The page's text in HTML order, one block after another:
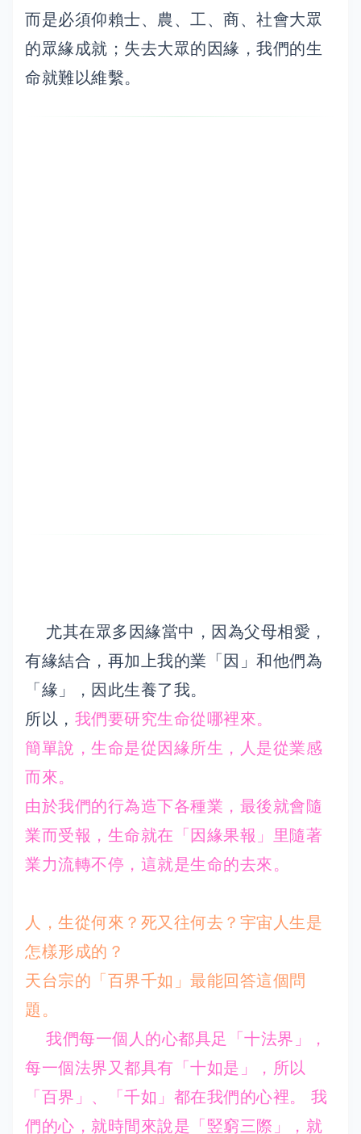
而是必須仰賴士、農、工、商、社會大眾
的眾緣成就；失去大眾的因緣，我們的生
命就難以維繫。
尤其在眾多因緣當中，因為父母相愛，
有緣結合，再加上我的業「因」和他們為
「緣」，因此生養了我。
所以， 我們要研究生命從哪裡來。
簡單說，生命是從因緣所生，人是從業感
而來。
由於我們的行為造下各種業，最後就會隨
業而受報，生命就在「因緣果報」里隨著
業力流轉不停，這就是生命的去來。
人，生從何來？死又往何去？宇宙人生是
怎樣形成的？
天台宗的「百界千如」最能回答這個問
題。
我們每一個人的心都具足「十法界」，
每一個法界又都具有「十如是」，所以
「百界」、「千如」都在我們的心裡。 我
們的心，就時間來說是「竪窮三際」，就